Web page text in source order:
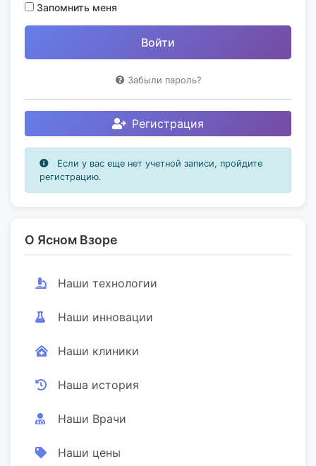
Запомнить меня
Забыли пароль?
Регистрация
Если у вас еще нет учетной записи, пройдите
регистрацию.
О Ясном Взоре
Наши технологии
Наши инновации
Наши клиники
Наша история
Наши Врачи
Наши цены